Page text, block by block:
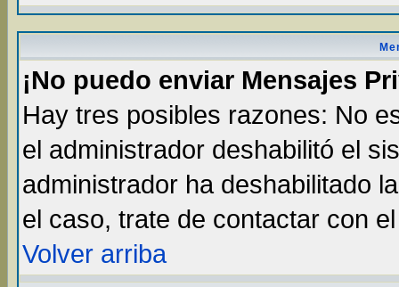
¡No puedo enviar Mensajes
Hay tres posibles razones: No
el administrador deshabilitó el
administrador ha deshabilitado
el caso, trate de contactar con
Volver arriba